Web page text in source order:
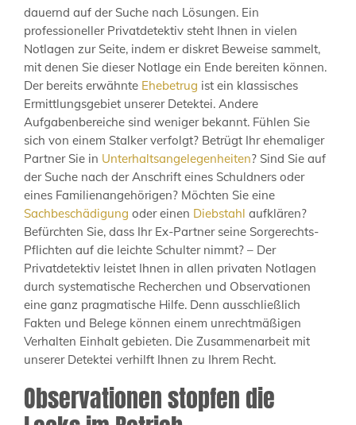
dauernd auf der Suche nach Lösungen. Ein
professioneller Privatdetektiv steht Ihnen in vielen
Notlagen zur Seite, indem er diskret Beweise sammelt,
mit denen Sie dieser Notlage ein Ende bereiten können.
Der bereits erwähnte Ehebetrug ist ein klassisches
Ermittlungsgebiet unserer Detektei. Andere
Aufgabenbereiche sind weniger bekannt. Fühlen Sie
sich von einem Stalker verfolgt? Betrügt Ihr ehemaliger
Partner Sie in Unterhaltsangelegenheiten? Sind Sie auf
der Suche nach der Anschrift eines Schuldners oder
eines Familienangehörigen? Möchten Sie eine
Sachbeschädigung oder einen Diebstahl aufklären?
Befürchten Sie, dass Ihr Ex-Partner seine Sorgerechts-
Pflichten auf die leichte Schulter nimmt? – Der
Privatdetektiv leistet Ihnen in allen privaten Notlagen
durch systematische Recherchen und Observationen
eine ganz pragmatische Hilfe. Denn ausschließlich
Fakten und Belege können einem unrechtmäßigen
Verhalten Einhalt gebieten. Die Zusammenarbeit mit
unserer Detektei verhilft Ihnen zu Ihrem Recht.
Observationen stopfen die